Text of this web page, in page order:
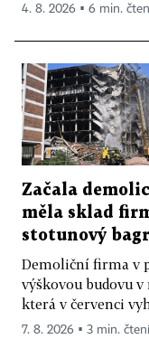
4. 8. 2026 ▪ 6 min.
Začala
měla sklad
stotunový bagr
Demoliční firma v
výškovou budovu
která v červenci
7. 8. 2026 ▪ 3 min. čtení